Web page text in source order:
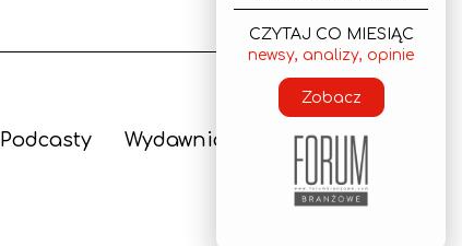
Podcasty Wydawnictwo
CZYTAJ CO MIESIĄC
newsy, analizy, opinie
Zobacz